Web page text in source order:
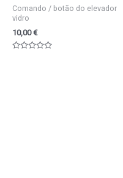
Comando / botão do elevador
vidro
10,00€